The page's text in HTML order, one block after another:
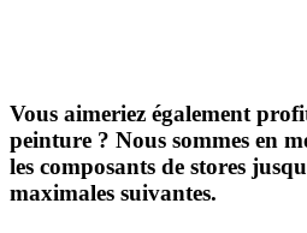
Vous aimeriez également
peinture ? Nous sommes en
les composants de stores
maximales suivantes.